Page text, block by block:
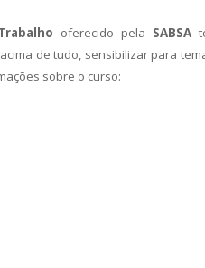
oferecido pela SABSA
de tudo, sensibilizar para
sobre o curso: